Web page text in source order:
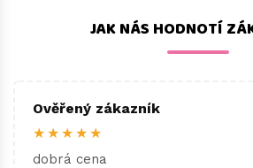
JAK NÁS HODNOTÍ
Ověřený zákazník
★★★★★
dobrá cena